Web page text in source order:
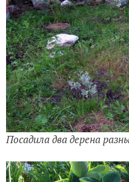
Посадила два дерена